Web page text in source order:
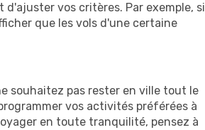
vos critères. Par exemple, si
que les vols d'une certaine
souhaitez pas rester en ville tout le
vos activités préférées à
en toute tranquilité, pensez à